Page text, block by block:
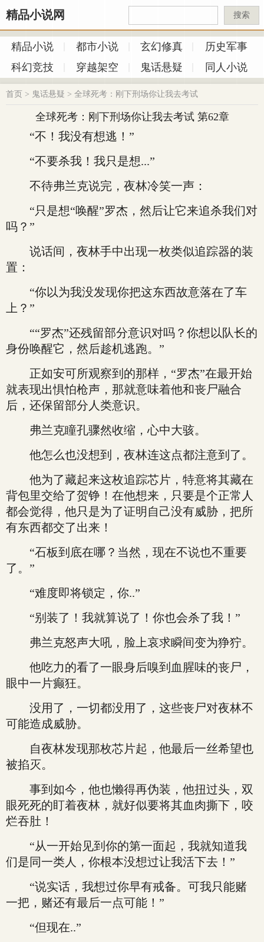
精品小说网 搜索
精品小说 都市小说 玄幻修真
历史军事
科幻竞技
穿越架空 鬼话悬疑 同人小说
首页 > 鬼话悬疑 > 全球死考：刚下刑场你让我去考试
全球死考：刚下刑场你让我去考试 第62章
“不！我没有想逃！”
“不要杀我！我只是想...”
不待弗兰克说完，夜林冷笑一声：
“只是想“唤醒”罗杰，然后让它来追杀我们对
吗？”
说话间，夜林手中出现一枚类似追踪器的装
置：
“你以为我没发现你把这东西故意落在了车
上？”
““罗杰”还残留部分意识对吗？你想以队长的
身份唤醒它，然后趁机逃跑。”
正如安可所观察到的那样，“罗杰”在最开始
就表现出惧怕枪声，那就意味着他和丧尸融合
后，还保留部分人类意识。
弗兰克瞳孔骤然收缩，心中大骇。
他怎么也没想到，夜林连这点都注意到了。
他为了藏起来这枚追踪芯片，特意将其藏在
背包里交给了贺铮！在他想来，只要是个正常人
都会觉得，他只是为了证明自己没有威胁，把所
有东西都交了出来！
“石板到底在哪？当然，现在不说也不重要
了。”
“难度即将锁定，你..”
“别装了！我就算说了！你也会杀了我！”
弗兰克怒声大吼，脸上哀求瞬间变为狰狞。
他吃力的看了一眼身后嗅到血腥味的丧尸，
眼中一片癫狂。
没用了，一切都没用了，这些丧尸对夜林不
可能造成威胁。
自夜林发现那枚芯片起，他最后一丝希望也
被掐灭。
事到如今，他也懒得再伪装，他扭过头，双
眼死死的盯着夜林，就好似要将其血肉撕下，咬
烂吞肚！
“从一开始见到你的第一面起，我就知道我
们是同一类人，你根本没想过让我活下去！”
“说实话，我想过你早有戒备。可我只能赌
一把，赌还有最后一点可能！”
“但现在..”